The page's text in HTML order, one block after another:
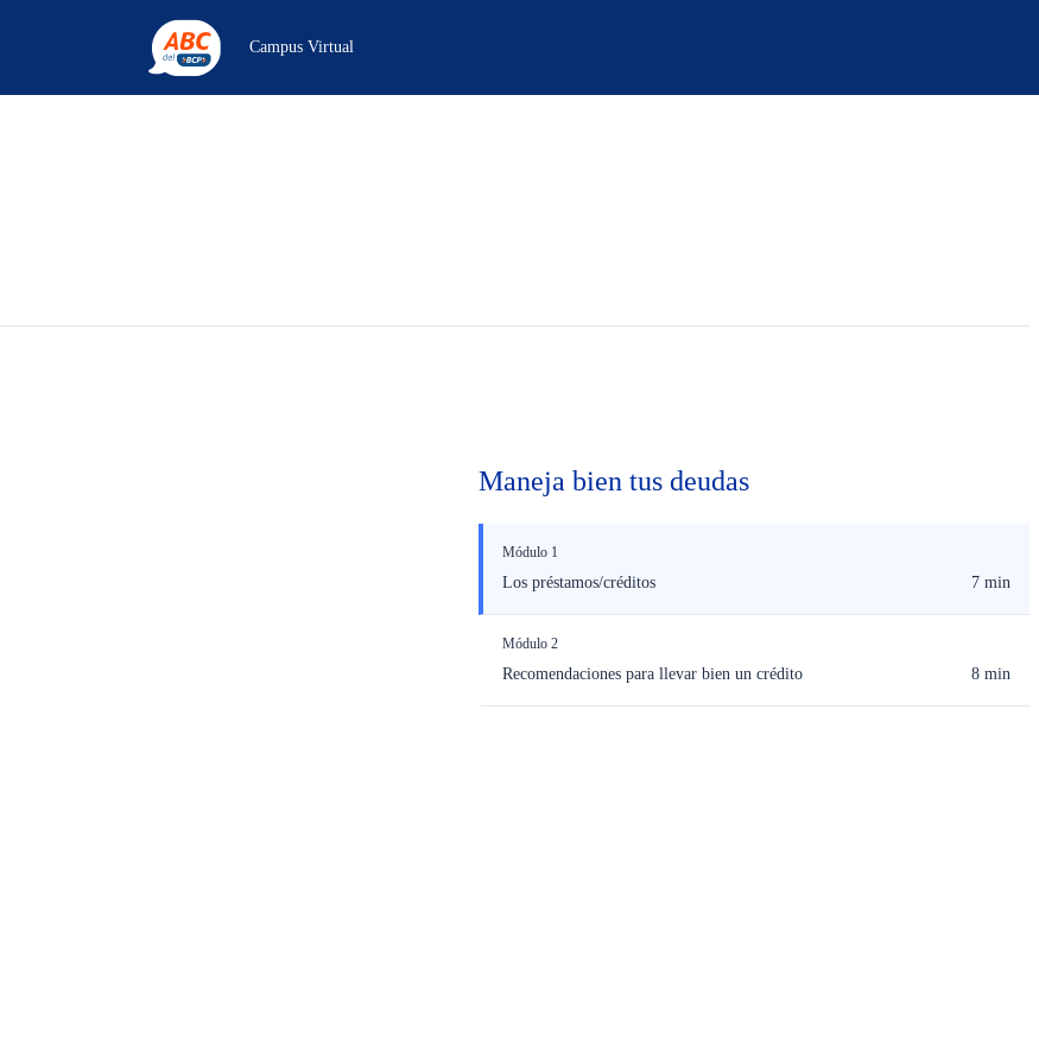
Campus Virtual
Maneja bien tus deudas
Módulo 1
Los préstamos/créditos 7 min
Módulo 2
Recomendaciones para llevar bien un crédito 8 min